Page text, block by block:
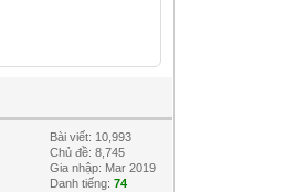
Bài viết: 10,993
Chủ đề: 8,745
Gia nhập: Mar 2019
Danh tiếng:74